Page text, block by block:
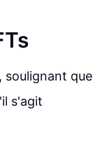
soulignant que
s'agit